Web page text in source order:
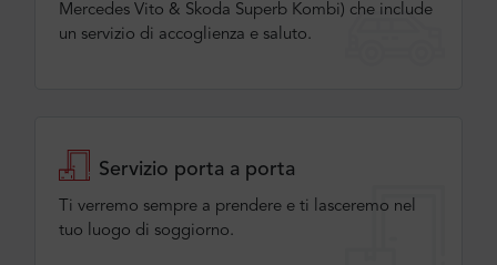
Mercedes Vito & Skoda Superb Kombi) che include
un servizio di accoglienza e saluto.
Servizio porta a porta
Ti verremo sempre a prendere e ti lasceremo nel
tuo luogo di soggiorno.